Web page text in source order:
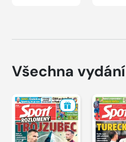
Všechna vydání